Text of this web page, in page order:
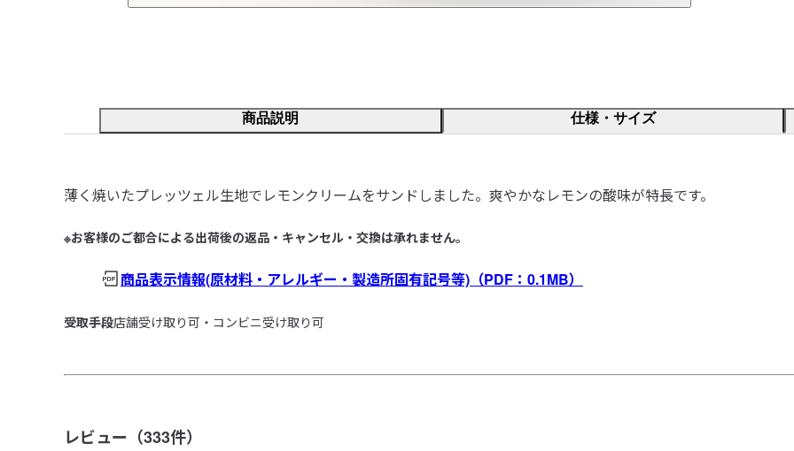
商品説明 仕様・サイズ
薄く焼いたプレッツェル生地でレモンクリームをサンドしました。爽やかなレモンの酸味が特長です。
※お客様のご都合による出荷後の返品・キャンセル・交換は承れません。
商品表示情報(原材料・アレルギー・製造所固有記号等) （PDF：0.1MB）
受取手段店舗受け取り可・コンビニ受け取り可
レビュー（333件）